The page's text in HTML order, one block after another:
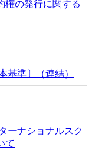
権の発行に関する
基準〕（連結）
ーナショナルスク
て